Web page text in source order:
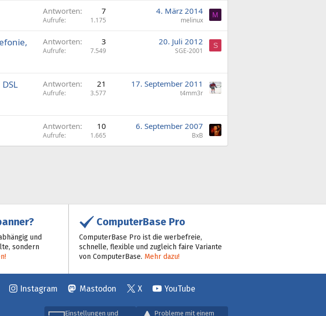
Antworten 7
Aufrufe 1.175
4. März 2014
melinux
M
Antworten 3
Aufrufe 7.549
20. Juli 2012
SGE-2001
S
Antworten 21
Aufrufe 3.577
17. September 2011
t4mm3r
Antworten 10
Aufrufe 1.665
6. September 2007
BxB
und
sondern
ComputerBase Pro
ComputerBase Pro ist die werbefreie,
schnelle, flexible und zugleich faire Variante
von ComputerBase. Mehr dazu!
Instagram Mastodon X YouTube
Einstellungen und Probleme mit einem